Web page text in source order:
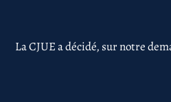
La CJUE a décidé, sur notre